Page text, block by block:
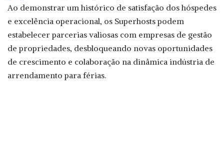
Ao demonstrar um histórico de satisfação dos hóspedes
e excelência operacional, os Superhosts podem
estabelecer parcerias valiosas com empresas de gestão
de propriedades, desbloqueando novas oportunidades
de crescimento e colaboração na dinâmica indústria de
arrendamento para férias.